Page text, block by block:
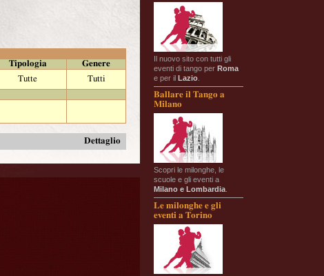
Il nuovo sito con tutti gli
eventi di tango per Roma
e per il Lazio
Ballare il Tango a
Milano
Scopri le milonghe, le
scuole e gli eventi a
Milano e Lombardia
Le milonghe e gli
eventi a Torino
Tipologia
Genere
Tutte
Tutti
Dettaglio